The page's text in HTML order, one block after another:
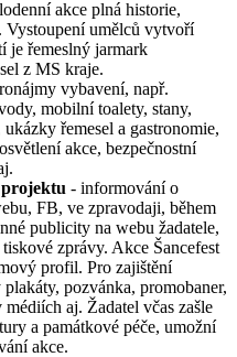
akce plná historie,
Vystoupení umělců vytvoří
je řemeslný jarmark
z MS kraje.
vybavení, např.
mobilní toalety, stany,
řemesel a gastronomie,
akce, bezpečnostní
projektu - informování o
FB, ve zpravodaji, během
publicity na webu žadatele,
zprávy. Akce Šancefest
profil. Pro zajištění
pozvánka, promobaner,
médiích aj. Žadatel včas zašle
a památkové péče, umožní
akce.